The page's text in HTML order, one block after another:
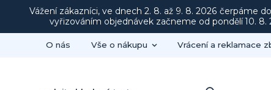
Vážení zákazníci, ve dnech 2. 8. až 9. 8. 2026 čerpáme
vyřizováním objednávek začneme od pondělí 10.
O nás Vše o nákupu Vrácení a reklamace